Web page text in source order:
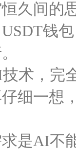
久间的
钱
术，完
细一想
是AI不